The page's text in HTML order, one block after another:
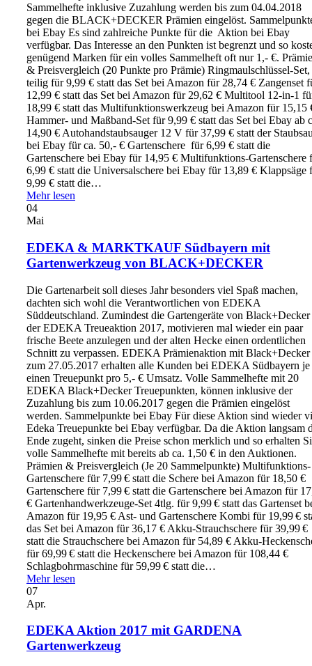
Sammelhefte inklusive Zuzahlung werden bis zum 04.04.2018
gegen die BLACK+DECKER Prämien eingelöst.
bei Ebay Es sind zahlreiche Punkte für die Aktion bei Ebay
verfügbar. Das Interesse an den Punkten ist begrenzt und so
genügend Marken für ein volles Sammelheft oft nur 1,- €.
& Preisvergleich (20 Punkte pro Prämie) Ringmaulschlüssel-Set,
teilig für 9,99 € statt das Set bei Amazon für 28,74 € Zangenset
12,99 € statt das Set bei Amazon für 29,62 € Multitool 12-in-1
18,99 € statt das Multifunktionswerkzeug bei Amazon für 15,15
Hammer- und Maßband-Set für 9,99 € statt das Set bei Ebay ab
14,90 € Autohandstaubsauger 12 V für 37,99 € statt der
bei Ebay für ca. 50,- € Gartenschere für 6,99 € statt die
Gartenschere bei Ebay für 14,95 € Multifunktions-Gartenschere
6,99 € statt die Universalschere bei Ebay für 13,89 € Klappsäge
9,99 € statt die…
Mehr lesen
04
Mai
EDEKA & MARKTKAUF Südbayern mit
Gartenwerkzeug von BLACK+DECKER
Die Gartenarbeit soll dieses Jahr besonders viel Spaß machen,
dachten sich wohl die Verantwortlichen von EDEKA
Süddeutschland. Zumindest die Gartengeräte von
der EDEKA Treueaktion 2017, motivieren mal wieder ein paar
frische Beete anzulegen und der alten Hecke einen ordentlichen
Schnitt zu verpassen. EDEKA Prämienaktion mit
zum 27.05.2017 erhalten alle Kunden bei EDEKA Südbayern je
einen Treue­punkt pro 5,- € Umsatz. Volle Sammelhefte mit 20
EDEKA Black+Decker Treuepunkten, können inklusive der
Zuzahlung bis zum 10.06.2017 gegen die Prämien eingelöst
werden. Sammelpunkte bei Ebay Für diese Aktion sind wieder
Edeka Treuepunkte bei Ebay verfügbar. Da die Aktion langsam
Ende zugeht, sinken die Preise schon merklich und so erhalten
volle Sammelhefte mit bereits ab ca. 1,50 € in den Auktionen.
Prämien & Preisvergleich (Je 20 Sammelpunkte) Multifunktions-
Gartenschere für 7,99 € statt die Schere bei Amazon für 18,50 €
Gartenschere für 7,99 € statt die Gartenschere bei Amazon für
€ Garten­hand­werk­zeuge-Set 4tlg. für 9,99 € statt das Gartenset
Amazon für 19,95 € Ast- und Gartenschere Kombi für 19,99 €
das Set bei Amazon für 36,17 € Akku-Strauchschere für 39,99 €
statt die Strauchschere bei Amazon für 54,89 € Akku-
für 69,99 € statt die Heckenschere bei Amazon für 108,44 €
Schlagbohr­maschine für 59,99 € statt die…
Mehr lesen
07
Apr.
EDEKA Aktion 2017 mit GARDENA
Gartenwerkzeug